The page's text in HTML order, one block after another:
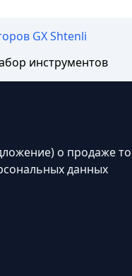
GX Shtenli
инструментов
о продаже
данных